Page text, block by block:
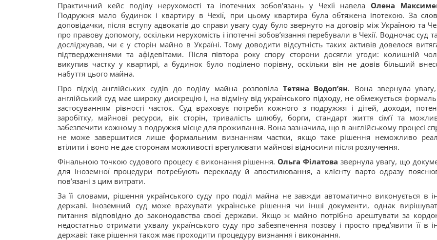
Практичний кейс поділу нерухомості та іпотечних зобов’язань у Чехії навела Олена
Подружжя мало будинок і квартиру в Чехії, при цьому квартира була обтяжена іпотекою. За
доповідачки, після вступу адвокатів до справи увагу суду було звернуто на договір між Україною та
про правову допомогу, оскільки нерухомість і іпотечні зобов’язання перебували в Чехії. Водночас суд
досліджував, чи є у сторін майно в Україні. Тому доводити відсутність таких активів довелося
підтвердженнями та афідевітами. Після півтора року спору сторони досягли угоди: колишній
викупив частку у квартирі, а будинок було поділено порівну, оскільки він не довів більший
набуття цього майна.
Про підхід англійських судів до поділу майна розповіла Тетяна Водоп’ян. Вона звернула
англійський суд має широку дискрецію і, на відміну від українського підходу, не обмежується
застосуванням рівності часток. Суд враховує потреби кожного з подружжя і дітей, доходи,
заробітку, майнові ресурси, вік сторін, тривалість шлюбу, борги, стандарт життя сім’ї та
забезпечити кожному з подружжя місце для проживання. Вона зазначила, що в англійському процесі
не може завершитися лише формальним визнанням частки, якщо таке рішення неможливо
втілити і воно не дає сторонам можливості врегулювати майнові відносини після розлучення.
Фінальною точкою судового процесу є виконання рішення. Ольга Філатова звернула увагу, що
для іноземної процедури потребують перекладу й апостилювання, а клієнту варто одразу
пов’язані з цим витрати.
За її словами, рішення українського суду про поділ майна не завжди автоматично виконується в
державі. Іноземний суд може врахувати українське рішення чи інші документи, однак
питання відповідно до законодавства своєї держави. Якщо ж майно потрібно арештувати за
недостатньо отримати ухвалу українського суду про забезпечення позову і просто пред’явити її в
державі: таке рішення також має проходити процедуру визнання і виконання.